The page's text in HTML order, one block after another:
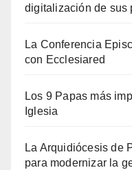
digitalización de sus
La Conferencia
con Ecclesiared
Los 9 Papas más
Iglesia
La Arquidiócesis de
para modernizar la